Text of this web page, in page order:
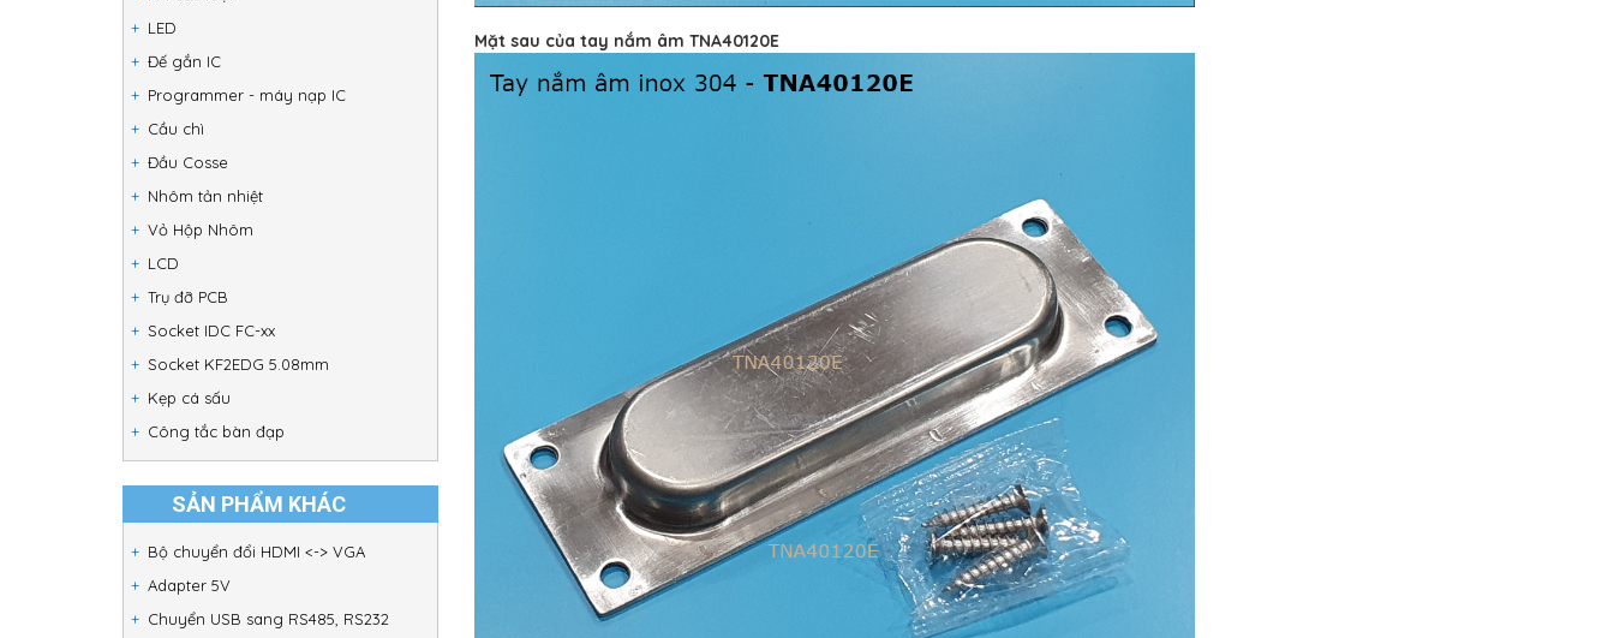
LED
Đế gắn IC
Programmer - máy nạp IC
Cầu chì
Đầu Cosse
Nhôm tản nhiệt
Vỏ Hộp Nhôm
LCD
Trụ đỡ PCB
Socket IDC FC-xx
Socket KF2EDG 5.08mm
Kẹp cá sấu
Công tắc bàn đạp
SẢN PHẨM KHÁC
Bộ chuyển đổi HDMI <-> VGA
Adapter 5V
Chuyển USB sang RS485, RS232
Mặt sau của tay nắm âm TNA40120E